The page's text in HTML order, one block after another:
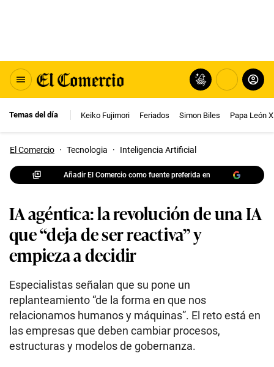
Temas del día Keiko Fujimori Feriados Simon Biles Papa León
El Comercio · Tecnologia · Inteligencia Artificial
Añadir El Comercio como fuente preferida en
IA agéntica: la revolución de una IA
que “deja de ser reactiva” y
empieza a decidir
Especialistas señalan que su pone un
replanteamiento “de la forma en que nos
relacionamos humanos y máquinas”. El reto está en
las empresas que deben cambiar procesos,
estructuras y modelos de gobernanza.